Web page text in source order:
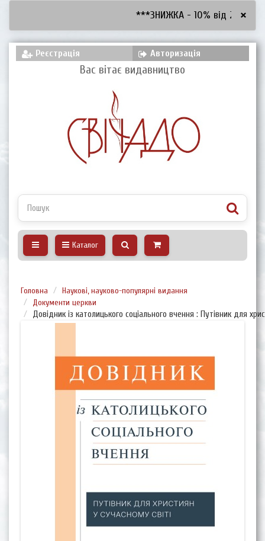
***ЗНИЖКА - 10% від 2600×
Реєстрація Авторизація
Вас вітає видавництво
Каталог
Головна
Наукові, науково-популярні видання
Документи церкви
Довідник із католицького соціального вчення : Путівник для